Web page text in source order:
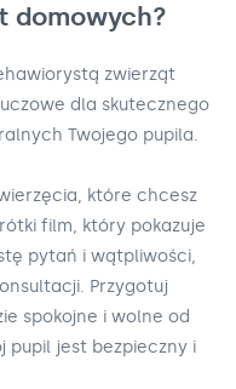
domowych?
zwierząt
dla skutecznego
Twojego pupila.
które chcesz
film, który pokazuje
pytań i wątpliwości,
Przygotuj
spokojne i wolne od
pupil jest bezpieczny i